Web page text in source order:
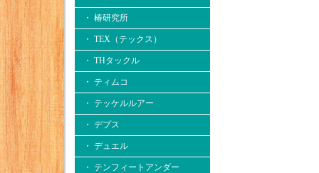
・ 椿研究所
・ TEX（テックス）
・ THタックル
・ ティムコ
・ テッケルルアー
・ デプス
・ デュエル
・ テンフィートアンダー